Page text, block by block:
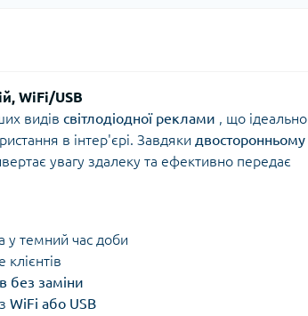
WiFi/USB
видів світлодіодної реклами , що ідеально
в інтер'єрі. Завдяки двосторонньому
увагу здалеку та ефективно передає
у темний час доби
без заміни
WiFi або USB